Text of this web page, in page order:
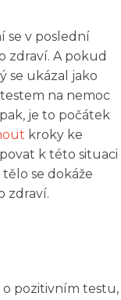
se v poslední
zdraví. A pokud
se ukázal jako
na nemoc
je to počátek
kroky ke
k této situaci
se dokáže
zdraví.
pozitivním testu,